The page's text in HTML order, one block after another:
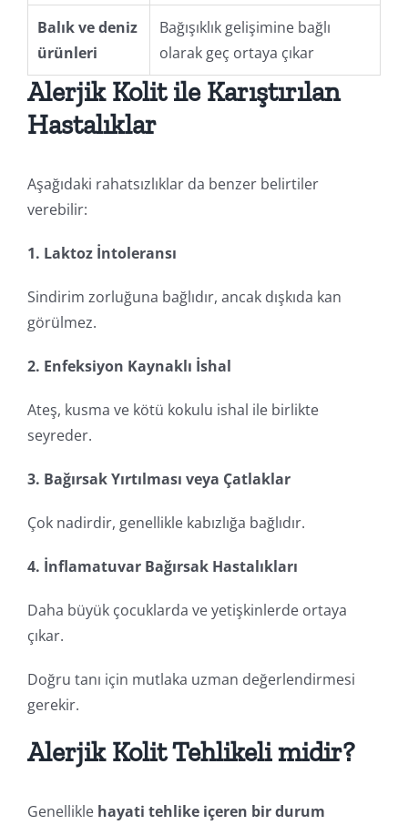
Balık ve deniz
ürünleri
Bağışıklık gelişimine bağlı
olarak geç ortaya çıkar
Alerjik Kolit ile Karıştırılan
Hastalıklar
Aşağıdaki rahatsızlıklar da benzer belirtiler
verebilir:
1. Laktoz İntoleransı
Sindirim zorluğuna bağlıdır, ancak dışkıda kan
görülmez.
2. Enfeksiyon Kaynaklı İshal
Ateş, kusma ve kötü kokulu ishal ile birlikte
seyreder.
3. Bağırsak Yırtılması veya Çatlaklar
Çok nadirdir, genellikle kabızlığa bağlıdır.
4. İnflamatuvar Bağırsak Hastalıkları
Daha büyük çocuklarda ve yetişkinlerde ortaya
çıkar.
Doğru tanı için mutlaka uzman değerlendirmesi
gerekir.
Alerjik Kolit Tehlikeli midir?
Genellikle hayati tehlike içeren bir durum